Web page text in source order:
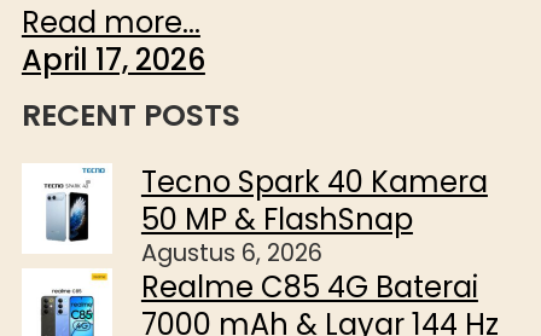
Read more...
April 17, 2026
RECENT POSTS
Tecno Spark 40 Kamera
50 MP & FlashSnap
Agustus 6, 2026
Realme C85 4G Baterai
7000 mAh & Layar 144 Hz